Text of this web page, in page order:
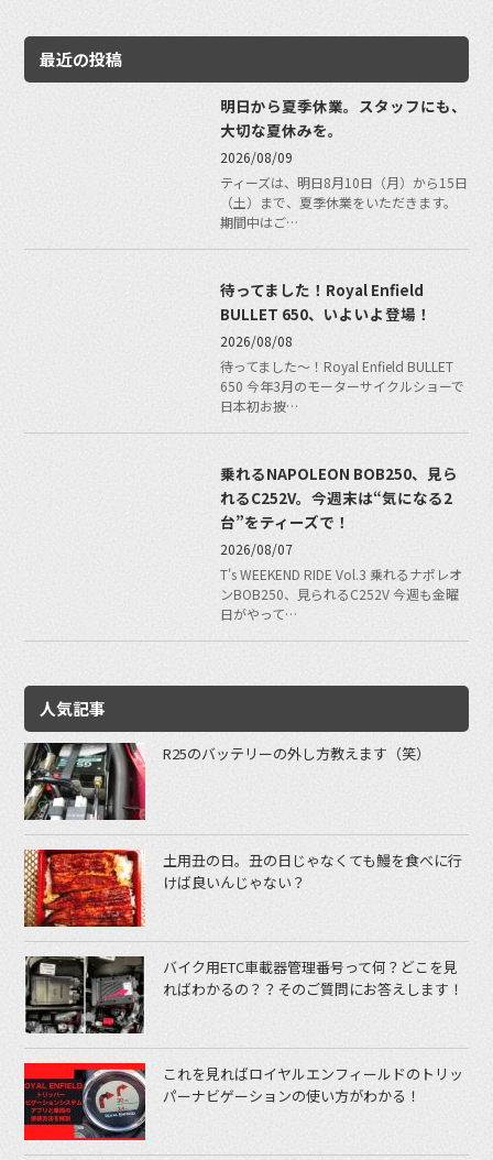
最近の投稿
明日から夏季休業。スタッフにも、
大切な夏休みを。
2026/08/09
ティーズは、明日8月10日（月）から15日
（土）まで、夏季休業をいただきます。
期間中はご…
待ってました！Royal Enfield
BULLET 650、いよいよ登場！
2026/08/08
待ってました〜！Royal Enfield BULLET
650 今年3月のモーターサイクルショーで
日本初お披…
乗れるNAPOLEON BOB250、見ら
れるC252V。今週末は“気になる2
台”をティーズで！
2026/08/07
T's WEEKEND RIDE Vol.3 乗れるナポレオ
ンBOB250、見られるC252V 今週も金曜
日がやって…
人気記事
R25のバッテリーの外し方教えます（笑）
土用丑の日。丑の日じゃなくても鰻を食べに行
けば良いんじゃない？
バイク用ETC車載器管理番号って何？どこを見
ればわかるの？？そのご質問にお答えします！
これを見ればロイヤルエンフィールドのトリッ
パーナビゲーションの使い方がわかる！